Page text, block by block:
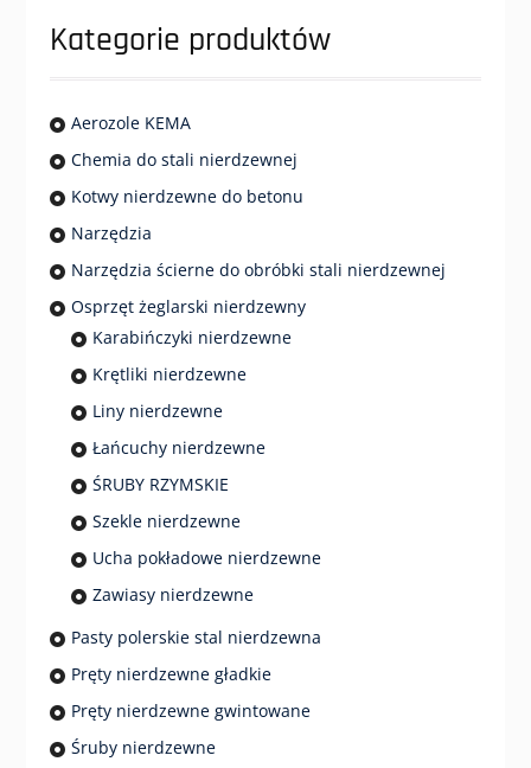
Kategorie produktów
Aerozole KEMA
Chemia do stali nierdzewnej
Kotwy nierdzewne do betonu
Narzędzia
Narzędzia ścierne do obróbki stali nierdzewnej
Osprzęt żeglarski nierdzewny
Karabińczyki nierdzewne
Krętliki nierdzewne
Liny nierdzewne
Łańcuchy nierdzewne
ŚRUBY RZYMSKIE
Szekle nierdzewne
Ucha pokładowe nierdzewne
Zawiasy nierdzewne
Pasty polerskie stal nierdzewna
Pręty nierdzewne gładkie
Pręty nierdzewne gwintowane
Śruby nierdzewne